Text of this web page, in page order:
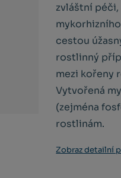
zvláštní
cestou
rostlinný
mezi kořeny
Vytvořená
(zejména
rostlinám.
Zobraz detailní